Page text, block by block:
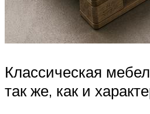
Классическая
так же, как и